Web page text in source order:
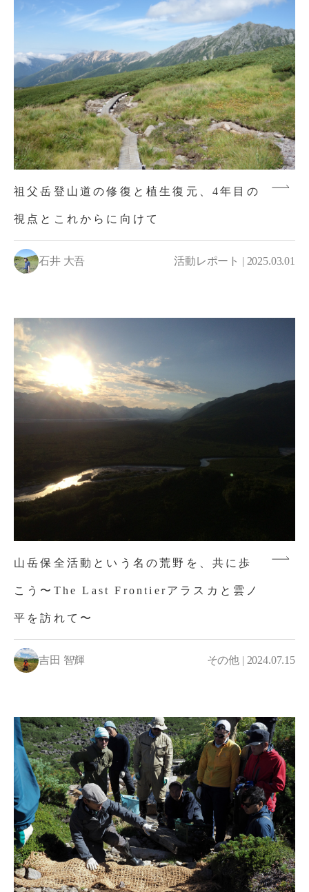
祖父岳登山道の修復と植生復元、4年目の
視点とこれからに向けて
石井 大吾 活動レポート | 2025.03.01
山岳保全活動という名の荒野を、共に歩
こう〜The Last Frontierアラスカと雲ノ
平を訪れて〜
吉田 智輝 その他 | 2024.07.15